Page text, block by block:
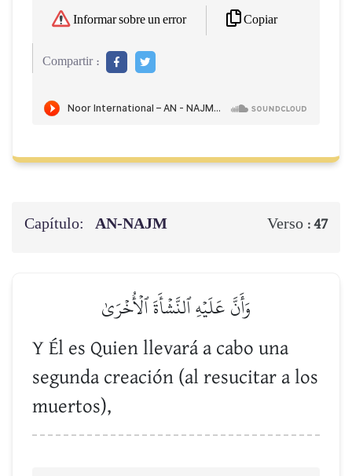
Informar sobre un error Copiar
Compartir :
Capítulo: AN-NAJM Verso :47
وَأَنَّ عَلَيۡهِ ٱلنَّشۡأَةَ ٱلۡأُخۡرَىٰ
Y Él es Quien llevará a cabo una
segunda creación (al resucitar a los
muertos),